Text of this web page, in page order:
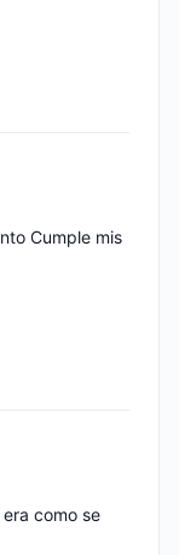
Cumple mis
como se